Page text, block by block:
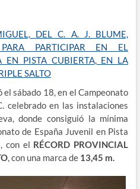
DEL C. A. J. BLUME,
PARTICIPAR EN EL
EN PISTA CUBIERTA, EN LA
SALTO
sábado 18, en el Campeonato
celebrado en las instalaciones
donde consiguió la mínima
de España Juvenil en Pista
con el RÉCORD PROVINCIAL
, con una marca de 13,45 m.